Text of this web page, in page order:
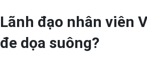
Lãnh đạo nhân viên
đe dọa suông?